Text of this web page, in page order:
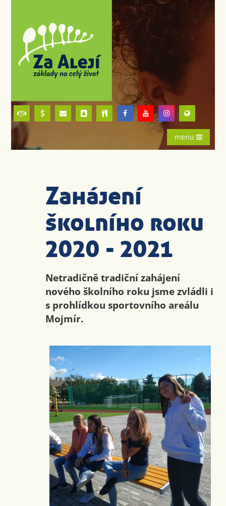
menu
Zahájení
školního roku
2020 - 2021
Netradičně tradiční zahájení
nového školního roku jsme zvládli i
s prohlídkou sportovního areálu
Mojmír.